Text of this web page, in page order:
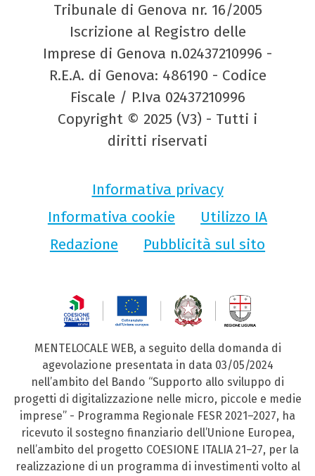
Tribunale di Genova nr. 16/2005
Iscrizione al Registro delle
Imprese di Genova n.02437210996 -
R.E.A. di Genova: 486190 - Codice
Fiscale / P.Iva 02437210996
Copyright © 2025 (V3) - Tutti i
diritti riservati
Informativa privacy
Informativa cookie
Utilizzo IA
Redazione
Pubblicità sul sito
MENTELOCALE WEB, a seguito della domanda di
agevolazione presentata in data 03/05/2024
nell’ambito del Bando “Supporto allo sviluppo di
progetti di digitalizzazione nelle micro, piccole e medie
imprese” - Programma Regionale FESR 2021–2027, ha
ricevuto il sostegno finanziario dell’Unione Europea,
nell’ambito del progetto COESIONE ITALIA 21–27, per la
realizzazione di un programma di investimenti volto al